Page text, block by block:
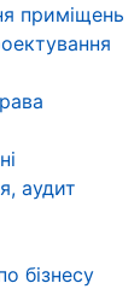
приміщень
аудит
бізнесу